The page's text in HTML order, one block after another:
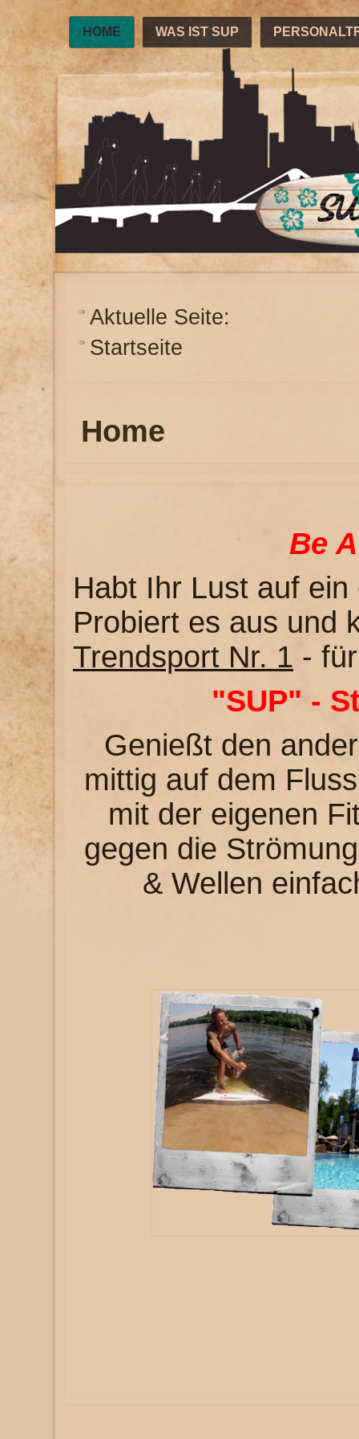
HOME WAS IST SUP
Aktuelle Seite:
Startseite
Home
Be
Habt Ihr Lust auf
Probiert es aus und
Trendsport Nr. 1 -
"SUP" -
Genießt den
mittig auf dem
mit der eigenen
gegen die
& Wellen